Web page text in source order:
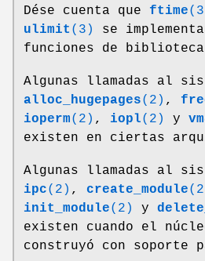
Dése cuenta que ftime
ulimit (3)
se
funciones de
Algunas llamadas al
alloc_hugepages(2) ,
ioperm(2) , iopl(2) y
existen en ciertas
Algunas llamadas al
ipc(2) , create_module
init_module(2) y
existen cuando el
construyó con soporte